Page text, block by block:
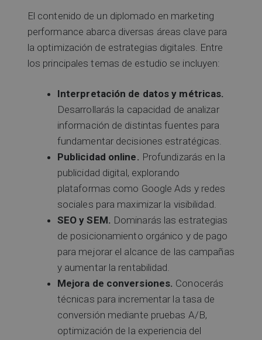
El contenido de un diplomado en marketing
performance abarca diversas áreas clave para
la optimización de estrategias digitales. Entre
los principales temas de estudio se incluyen:
Interpretación de datos y métricas.
Desarrollarás la capacidad de analizar
información de distintas fuentes para
fundamentar decisiones estratégicas.
Publicidad online. Profundizarás en la
publicidad digital, explorando
plataformas como Google Ads y redes
sociales para maximizar la visibilidad.
SEO y SEM. Dominarás las estrategias
de posicionamiento orgánico y de pago
para mejorar el alcance de las campañas
y aumentar la rentabilidad.
Mejora de conversiones. Conocerás
técnicas para incrementar la tasa de
conversión mediante pruebas A/B,
optimización de la experiencia del